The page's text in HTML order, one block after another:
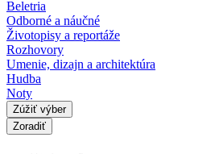
Beletria
Odborné a náučné
Životopisy a reportáže
Rozhovory
Umenie, dizajn a architektúra
Hudba
Noty
Zúžiť výber
Zoradiť